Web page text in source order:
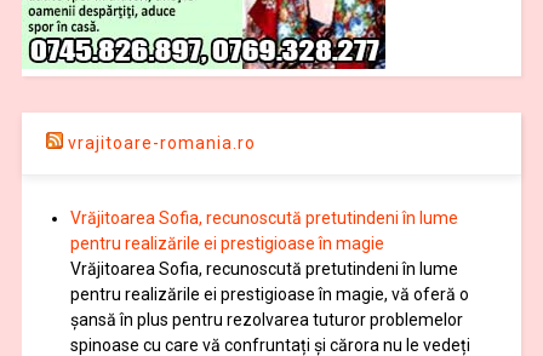
vrajitoare-romania.ro
Vrăjitoarea Sofia, recunoscută pretutindeni în lume
pentru realizările ei prestigioase în magie
Vrăjitoarea Sofia, recunoscută pretutindeni în lume
pentru realizările ei prestigioase în magie, vă oferă o
şansă în plus pentru rezolvarea tuturor problemelor
spinoase cu care vă confruntați și cărora nu le vedeți